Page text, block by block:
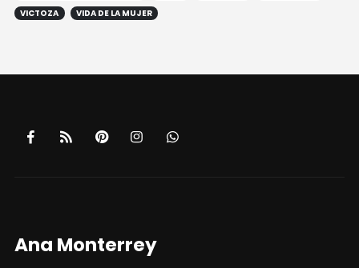
VICTOZA
VIDA DE LA MUJER
Ana Monterrey